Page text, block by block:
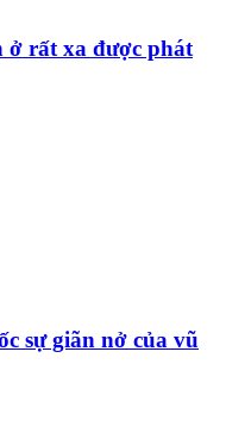
ở rất xa được phát
sự giãn nở của vũ